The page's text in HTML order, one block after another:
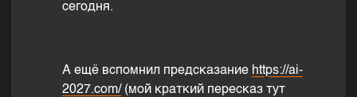
сегодня.
А ещё вспомнил предсказание https://ai-
2027.com/ (мой краткий пересказ тут